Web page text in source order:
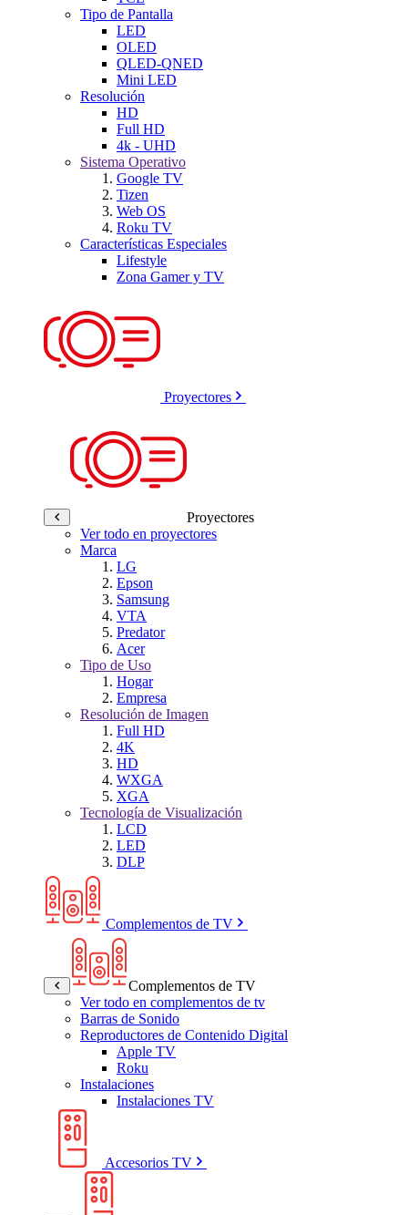
Tipo de Pantalla
LED
OLED
QLED-QNED
Mini LED
Resolución
HD
Full HD
4k - UHD
Sistema Operativo
Google TV
Tizen
Web OS
Roku TV
Características Especiales
Lifestyle
Zona Gamer y TV
Proyectores
Proyectores
Ver todo en proyectores
Marca
LG
Epson
Samsung
VTA
Predator
Acer
Tipo de Uso
Hogar
Empresa
Resolución de Imagen
Full HD
4K
HD
WXGA
XGA
Tecnología de Visualización
LCD
LED
DLP
Complementos de TV
Complementos de TV
Ver todo en complementos de tv
Barras de Sonido
Reproductores de Contenido Digital
Apple TV
Roku
Instalaciones
Instalaciones TV
Accesorios TV